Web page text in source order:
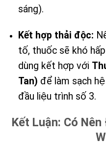
sáng).
Kết hợp thải độc:
tố, thuốc sẽ khó
dùng kết hợp với
Tan) để làm sạch
đầu liệu trình số 3.
Kết Luận: Có